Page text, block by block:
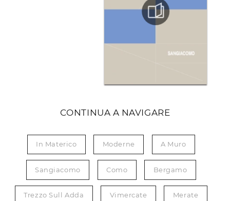
CONTINUA A NAVIGARE
In Materico Moderne A Muro
Sangiacomo Como Bergamo
Trezzo Sull Adda Vimercate Merate